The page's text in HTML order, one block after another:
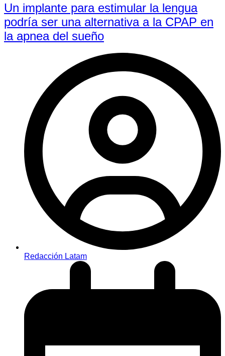
Un implante para estimular la lengua
podría ser una alternativa a la CPAP en
la apnea del sueño
Redacción Latam